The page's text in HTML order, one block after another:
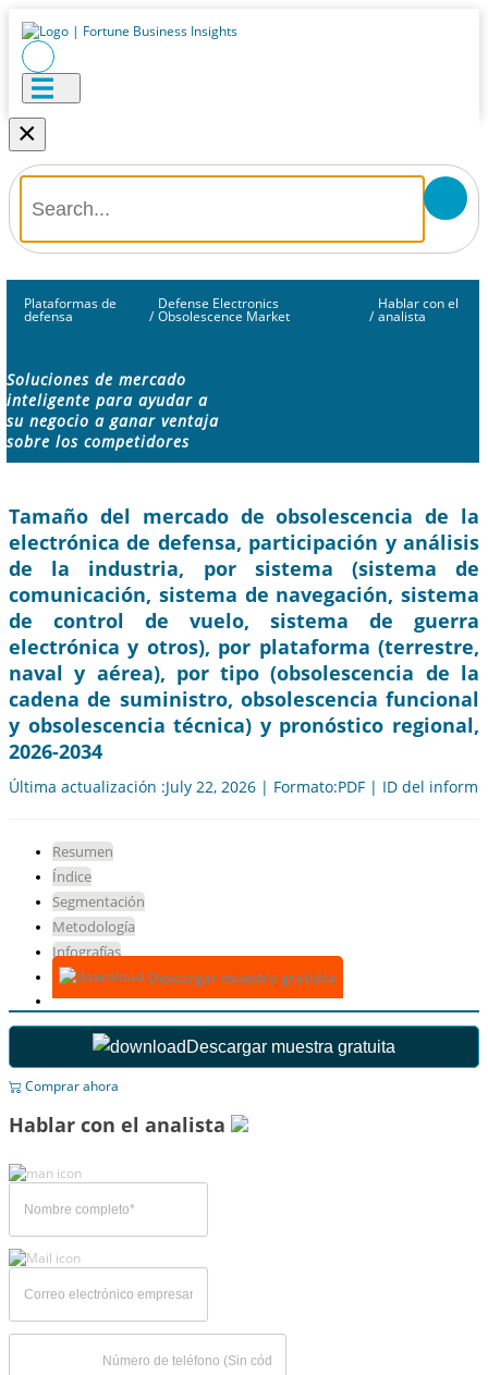
×
Plataformas de
defensa /
Defense Electronics
Obsolescence Market /
Hablar con el
analista
Soluciones de mercado
inteligente para ayudar a
su negocio a ganar ventaja
sobre los competidores
Tamaño del mercado de obsolescencia de la
electrónica de defensa, participación y análisis
de la industria, por sistema (sistema de
comunicación, sistema de navegación, sistema
de control de vuelo, sistema de guerra
electrónica y otros), por plataforma (terrestre,
naval y aérea), por tipo (obsolescencia de la
cadena de suministro, obsolescencia funcional
y obsolescencia técnica) y pronóstico regional,
2026-2034
Última actualización :July 22, 2026 | Formato:PDF | ID del
Resumen
Índice
Segmentación
Metodología
Infografías
Descargar muestra gratuita
Descargar muestra gratuita
Comprar ahora
Hablar con el analista